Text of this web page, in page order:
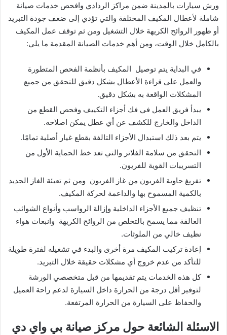
ورش سيارات بالمدينة ضمن مراكز الردادي وافحص خدمات صيانة
شاملة لأعطال المكيف المختلفة والتي تؤدي إلى ضعف جودة التبريد
أو ظهور الروائح الكريهة خلال التشغيل ومن ثم توقف عمل المكيف
بالكامل خلال الوقت، ومن أهم خدمات الصيانة المقدمة ما يلي:
في البداية يتم توصيل المكيف بأنظمة الفحص المتطورة
والعمل على قراءة الأعطال بشكل دقيق للتحقق من جميع
المشكلات الواقعة به بشكل دقيق.
يبدأ فريق العمل في فك أجزاء التكييف وفحص القطع من
الداخل والخارج للكشف عن أي عطل يمكن اصلاحه.
يتم بعد ذلك استبدال الأجزاء التالفة بقطع غيار أصلية تمامًا.
التحقق من سلامة الفلاتر والتي تعد خط الحماية الأول من
التسريبات القوية للفريون.
تفريغ حاوية الفريون من غاز الفريون ومن ثم تعبئة الغاز الجديد
بالكمية المسموح بها والداعمة لحركة المكيف.
تنظيف جميع الأجزاء الداخلية وإزالة الرواسب وأنواع الشوائب
العالقة مما يسمح بالتخلص من الروائح الكريهة وانبعاث هواء
نظيف خالي من الملوثات.
إعادة تركيب المكيف مرة أخرى والبدء في تشغيله لفترة طويلة
للتأكد من عدم خروج أي مشكلات حقيقة خلال التبريد.
كل هذه الخدمات يتم تقديمها من قبل متخصصي الورشة
لتوفير أقل درجة من الحرارة داخل السيارة لدعم راحة العميل
والحفاظ على السيارة من الحرارة المرتفعة.
الاسئلة الشائعة حول مركز صيانة بي واي دي